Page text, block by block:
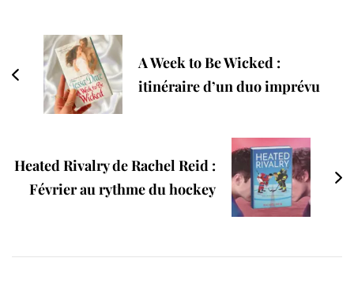
A Week to Be Wicked :
itinéraire d’un duo imprévu
Heated Rivalry de Rachel Reid :
Février au rythme du hockey